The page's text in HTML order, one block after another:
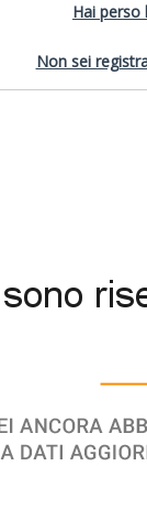
Hai perso
Non sei